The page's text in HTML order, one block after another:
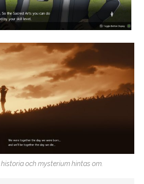
och mysterium hintas om.